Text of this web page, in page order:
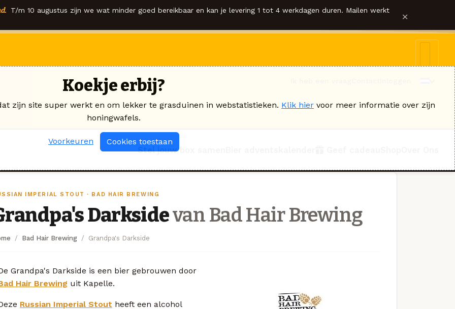
T/m 10 augustus zijn we wat minder goed bereikbaar en kan je levering 1 tot 4 werkdagen duren. Mailen werkt ×
Stel jouw box samen
IMPERIAL STOUT · BAD HAIR BREWING
Darksidevan Bad Hair Brewing
Bad Hair Brewing Grandpa's Darkside
Grandpa's Darkside is een bier gebrouwen door
Hair Brewing uit Kapelle.
Russian Imperial Stout heeft een alcohol
Koekje erbij?
zijn site super werkt en om lekker te grasduinen in webstatistieken. Klik hier voor meer informatie over zijn
honingwafels.
Voorkeuren Cookies toestaan